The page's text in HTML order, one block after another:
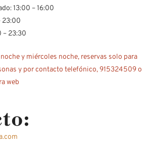
13:00 – 16:00
23:00
– 23:30
y miércoles noche, reservas solo para
y por contacto telefónico, 915324509 o
web